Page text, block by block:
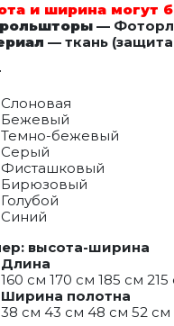
и ширина могут
—
— ткань (защита
Слоновая
Бежевый
Темно-бежевый
Серый
Фисташковый
Бирюзовый
Голубой
Синий
высота-ширина
Длина
160 см 170 см 185 см 215
Ширина полотна
38 см 43 см 48 см 52 см